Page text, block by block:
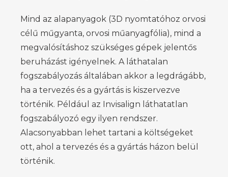
Mind az alapanyagok (3D nyomtatóhoz orvosi
célű műgyanta, orvosi műanyagfólia), mind a
megvalósításhoz szükséges gépek jelentős
beruházást igényelnek. A láthatalan
fogszabályozás általában akkor a legdrágább,
ha a tervezés és a gyártás is kiszervezve
történik. Például az Invisalign láthatatlan
fogszabályozó egy ilyen rendszer.
Alacsonyabban lehet tartani a költségeket
ott, ahol a tervezés és a gyártás házon belül
történik.